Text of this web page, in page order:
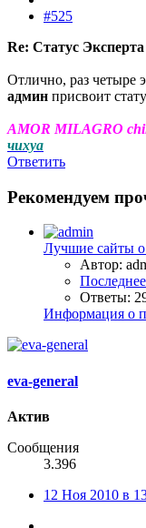
#525
Re: Статус
Отлично, раз четыре
админ присвоит
AMOR MILAGRO
чихуа
Ответить
Рекомендуем
Лучшие сайты о
Автор:
Ответы:
Информация о
eva-general
Актив
Сообщения
3.396
12 Ноя 2010 в